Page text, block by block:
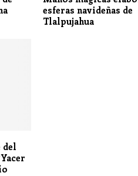
esferas navideñas de
Tlalpujahua
del